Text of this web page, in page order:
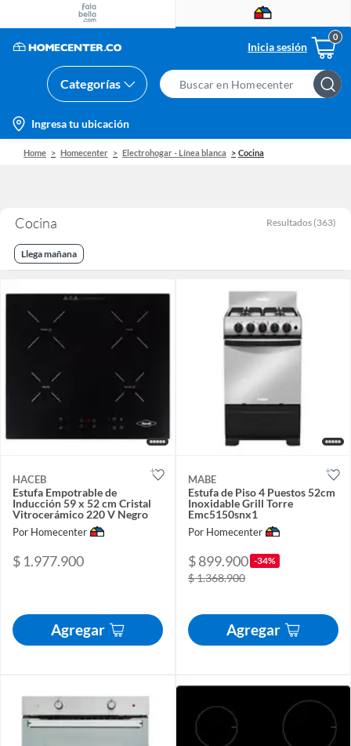
Inicia sesión
Categorías
Search
Bar
location-
icon
Ingresa tu ubicación
Home Homecenter Electrohogar - Línea blanca Cocina
Cocina Resultados (363)
Llega mañana
HACEB
Estufa Empotrable de
Inducción 59 x 52 cm Cristal
Vitrocerámico 220 V Negro
Por Homecenter
$ 1.977.900
Agregar
MABE
Estufa de Piso 4 Puestos 52cm
Inoxidable Grill Torre
Emc5150snx1
Por Homecenter
$ 899.900 -34%
$ 1.368.900
Agregar